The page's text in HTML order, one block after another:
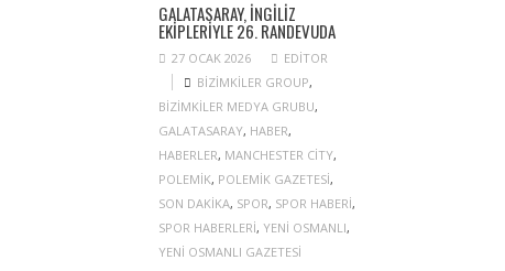
GALATASARAY, İNGILIZ
EKIPLERIYLE 26. RANDEVUDA
27 OCAK 2026
EDITOR
BIZIMKILER GROUP,
BIZIMKILER MEDYA GRUBU,
GALATASARAY, HABER,
HABERLER, MANCHESTER CITY,
POLEMIK, POLEMIK GAZETESI,
SON DAKIKA, SPOR, SPOR HABERI,
SPOR HABERLERI, YENI OSMANLI,
YENI OSMANLI GAZETESI